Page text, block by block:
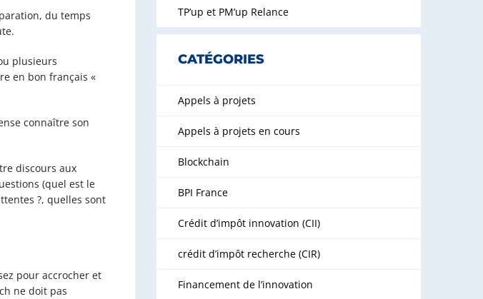
du temps
plusieurs
en bon français «
connaître son
discours aux
(quel est le
?, quelles sont
pour accrocher et
ne doit pas
TP’up et PM’up Relance
CATÉGORIES
Appels à projets
Appels à projets en cours
Blockchain
BPI France
Crédit d’impôt innovation (CII)
crédit d’impôt recherche (CIR)
Financement de l’innovation